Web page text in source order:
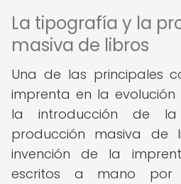
La tipografía y la
masiva de libros
Una de las principales
imprenta en la
la introducción de
producción masiva de
invención de la
escritos a mano por